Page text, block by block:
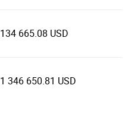
134 665.08 USD
1 346 650.81 USD